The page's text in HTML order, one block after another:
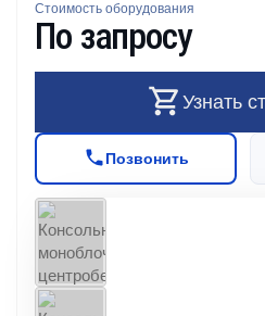
Стоимость оборудования
По запросу
Узнать
Позвонить